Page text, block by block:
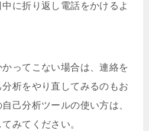
に折り返し電話をかけるよ
ってこない場合は、連絡を
析をやり直してみるのもお
己分析ツールの使い方は、
みてください。